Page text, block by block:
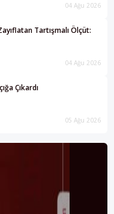
04 Ağu 2026
Tartışmalı Ölçüt:
04 Ağu 2026
Çıkardı
05 Ağu 2026